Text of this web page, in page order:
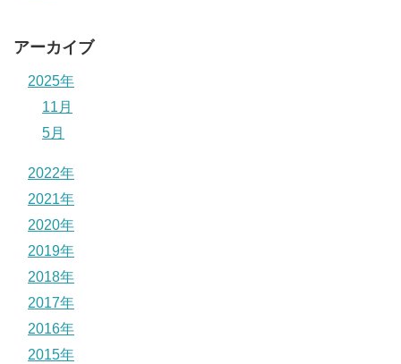
アーカイブ
2025年
11月
5月
2022年
2021年
2020年
2019年
2018年
2017年
2016年
2015年